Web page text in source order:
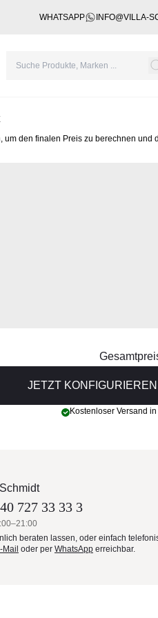
WHATSAPP INFO@VILLA-
den finalen Preis zu berechnen und
JETZT KONFIGURIEREN
Kostenloser Versand in
727 33 33 3
beraten lassen, oder einfach
Mail oder per WhatsApp erreichbar.